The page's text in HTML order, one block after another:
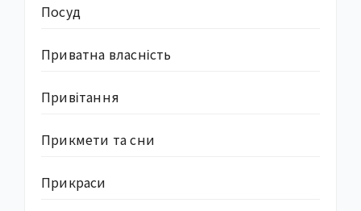
Посуд
Приватна власність
Привітання
Прикмети та сни
Прикраси